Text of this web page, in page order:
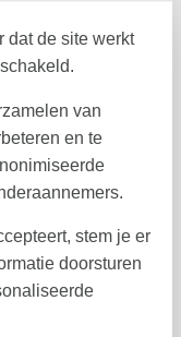
21 22 23
28 29
vr za zo
4 5 6
11 12 13
dat de site werkt
van
en te
stem je er
doorsturen